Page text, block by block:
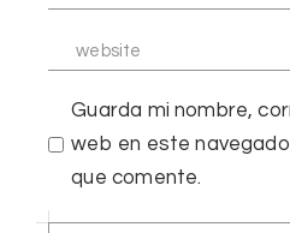
Guarda mi nombre,
web en este
que comente.